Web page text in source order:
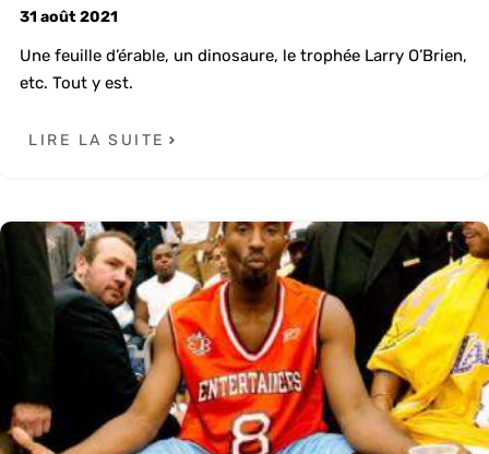
31 août 2021
Une feuille d’érable, un dinosaure, le trophée Larry O’Brien,
etc. Tout y est.
LIRE LA SUITE